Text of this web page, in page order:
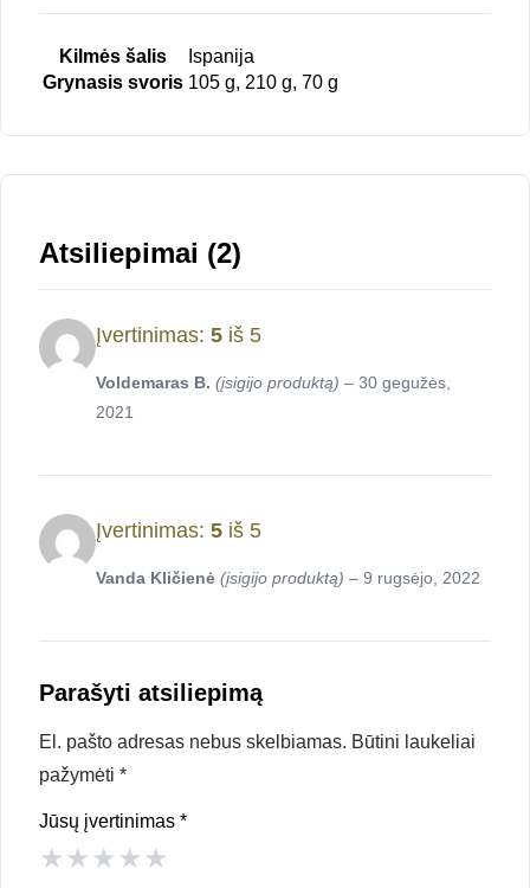
Kilmės šalis
Ispanija
Grynasis svoris 105 g, 210 g, 70 g
Atsiliepimai (2)
Įvertinimas: 5 iš 5
Voldemaras B. (įsigijo produktą) – 30 gegužės,
2021
Įvertinimas: 5 iš 5
Vanda Kličienė (įsigijo produktą) – 9 rugsėjo, 2022
Parašyti atsiliepimą
El. pašto adresas nebus skelbiamas. Būtini laukeliai
pažymėti *
Jūsų įvertinimas *
★★★★★